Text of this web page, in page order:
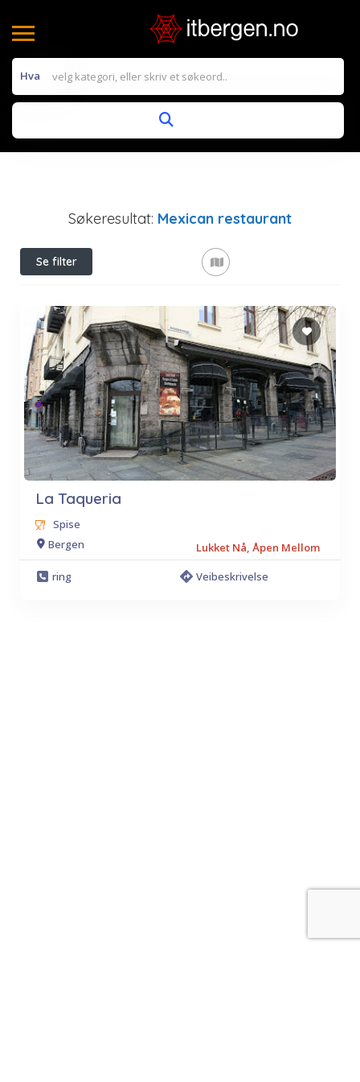
Hva
Søkeresultat: Mexican restaurant
Se filter
La Taqueria
Spise
Bergen
Lukket Nå, Åpen Mellom
ring
Veibeskrivelse